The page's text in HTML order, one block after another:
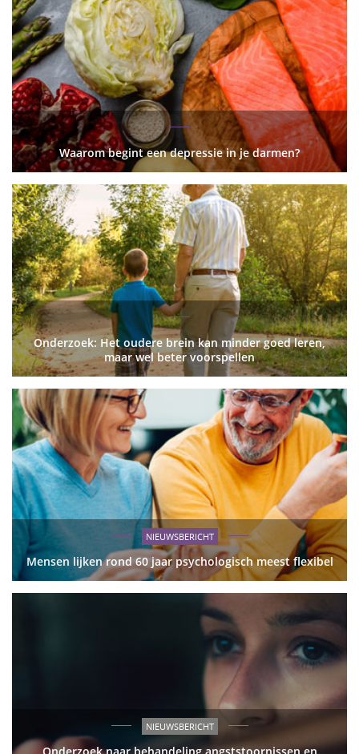
Waarom begint een depressie in je darmen?
Onderzoek: Het oudere brein kan minder goed leren,
maar wel beter voorspellen
NIEUWSBERICHT
Mensen lijken rond 60 jaar psychologisch meest flexibel
NIEUWSBERICHT